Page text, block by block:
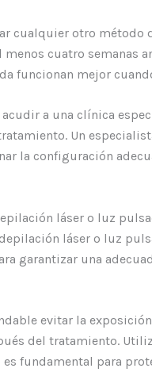
cualquier otro método
menos cuatro semanas
funcionan mejor
a una clínica
Un
la configuración
láser o luz
láser o luz
garantizar una
evitar la
del tratamiento.
fundamental para